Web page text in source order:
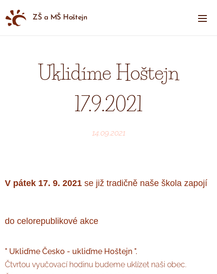
ZŠ a MŠ Hoštejn
Uklidíme Hoštejn
17.9.2021
14.09.2021
V pátek 17. 9. 2021 se již tradičně naše škola zapojí
do celorepublikové akce
" Ukliďme Česko - ukliďme Hoštejn ".
Čtvrtou vyučovací hodinu budeme uklízet naši obec.